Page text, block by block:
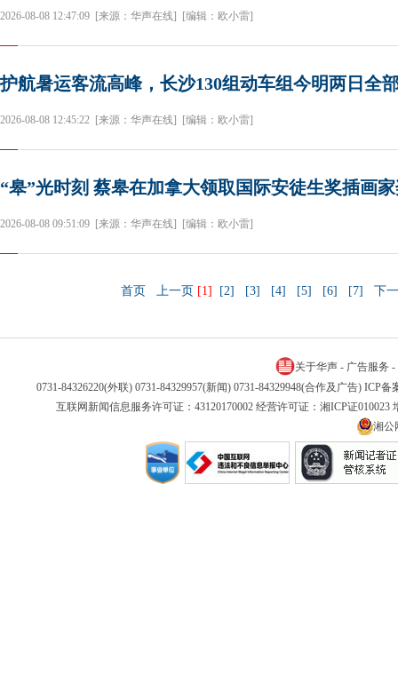
2026-08-08 12:47:09 [来源：华声在线] [编辑：欧小雷]
护航暑运客流高峰，长沙130组动车组今明两日全
2026-08-08 12:45:22 [来源：华声在线] [编辑：欧小雷]
“皋”光时刻 蔡皋在加拿大领取国际安徒生奖插画
2026-08-08 09:51:09 [来源：华声在线] [编辑：欧小雷]
首页 上一页 [1] [2] [3] [4] [5] [6] [7] 下
关于华声 - 广告服务 -
0731-84326220(外联) 0731-84329957(新闻) 0731-84329948(合作及广告) ICP备
互联网新闻信息服务许可证：43120170002 经营许可证：湘ICP证
湘公